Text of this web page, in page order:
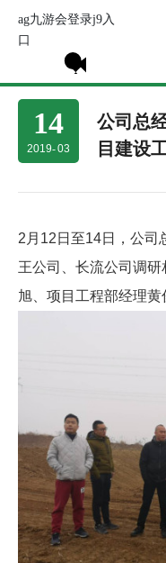
ag九游会登录j9入
口
14
2019-03
公司总
目建设
2月12日至14日，公司
王公司、长流公司调
旭、项目工程部经理黄